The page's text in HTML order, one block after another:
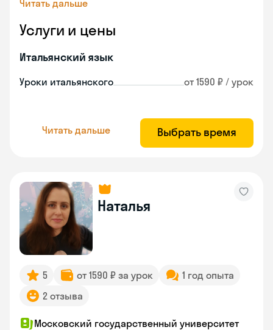
Читать дальше
Услуги и цены
Итальянский язык
Уроки итальянского от 1590 ₽ / урок
Читать дальше Выбрать время
Наталья
5 от 1590 ₽ за урок
1 год опыта
2 отзыва
Московский государственный университет